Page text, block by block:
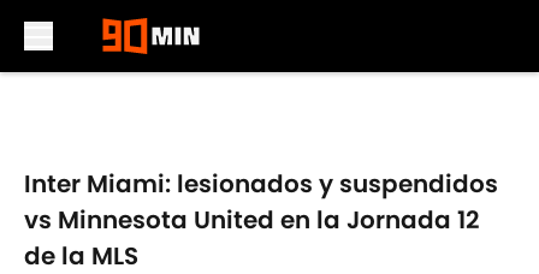
Inter Miami: lesionados y suspendidos
vs Minnesota United en la Jornada 12
de la MLS